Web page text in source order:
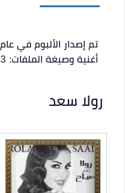
تم إصدار الألبوم في عام 2012
أغنية وصيغة الملفات: MP3
رولا سعد